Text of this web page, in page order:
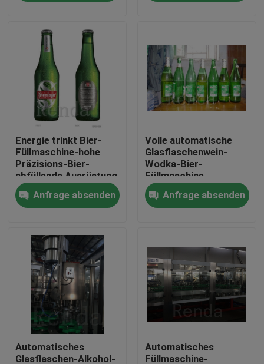
Produkte
Über uns
Fabrik-Ausflug
Qualitätskontrolle
Treten Sie mit uns in Verbindung
Fordern Sie ein Zitat
Company News
Kann Füllmaschinen
Bier-Füllmaschinen
Energie trinkt Bier-
Füllmaschine-hohe
Präzisions-Bier-
abfüllende Ausrüstung
Anfrage absenden
Volle automatische
Glasflaschenwein-
Wodka-Bier-
Füllmaschine
elektrisch
Anfrage absenden
Automatisches
Glasflaschen-Alkohol-
Automatisches
Füllmaschine-